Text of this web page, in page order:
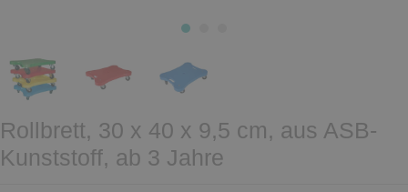
Rollbrett, 30 x 40 x 9,5 cm, aus ASB-
Kunststoff, ab 3 Jahre